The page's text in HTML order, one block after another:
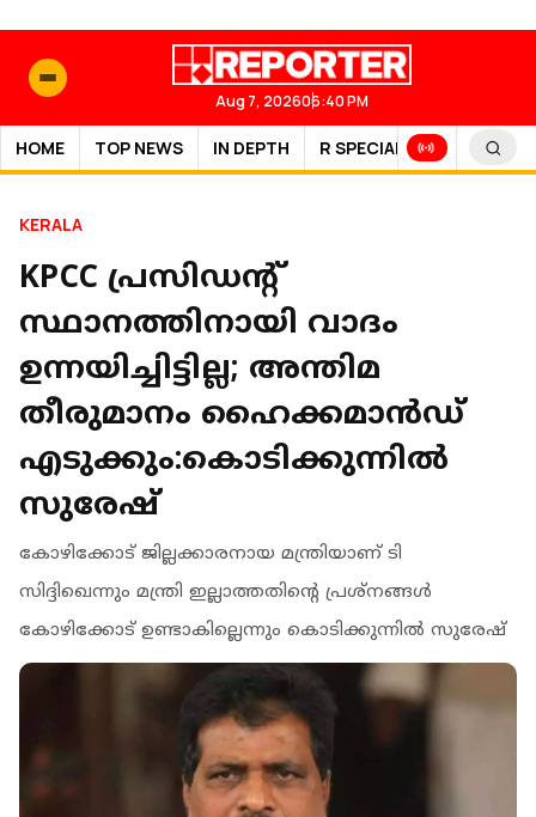
Aug 7, 202606:40 PM
HOME TOP NEWS IN DEPTH R SPECIAL SPORTS
KERALA
KPCC പ്രസിഡന്റ്
സ്ഥാനത്തിനായി വാദം
ഉന്നയിച്ചിട്ടില്ല; അന്തിമ
തീരുമാനം ഹൈക്കമാൻഡ്
എടുക്കും:കൊടിക്കുന്നിൽ
സുരേഷ്
കോഴിക്കോട് ജില്ലക്കാരനായ മന്ത്രിയാണ് ടി
സിദ്ദിഖെന്നും മന്ത്രി ഇല്ലാത്തതിന്റെ പ്രശ്‌നങ്ങള്‍
കോഴിക്കോട് ഉണ്ടാകില്ലെന്നും കൊടിക്കുന്നില്‍ സുരേഷ്